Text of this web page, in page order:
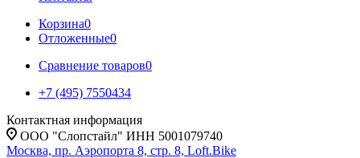
Корзина0
Отложенные0
Сравнение товаров0
+7 (495) 7550434
Контактная информация
ООО "Слопстайл" ИНН 5001079740
Москва, пр. Аэропорта 8, стр. 8, Loft.Bike